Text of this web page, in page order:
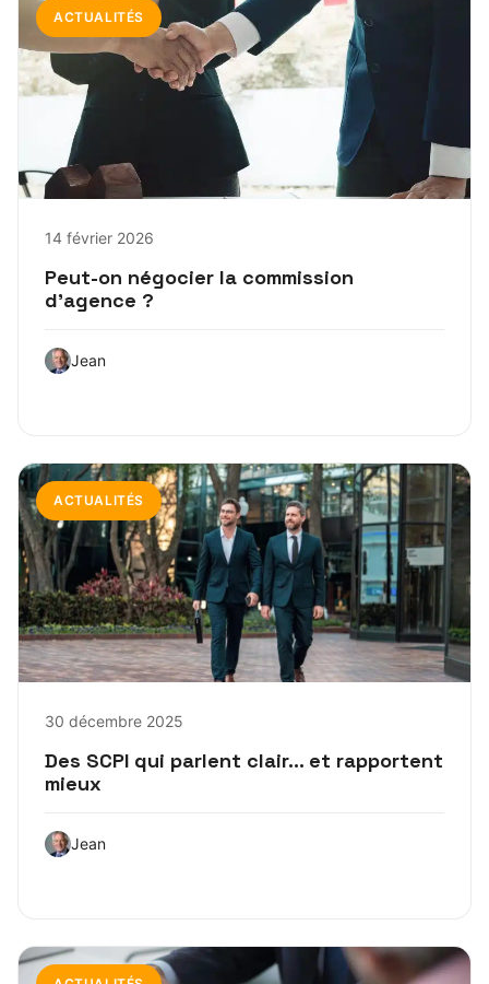
ACTUALITÉS
14 février 2026
Peut-on négocier la commission
d’agence ?
Jean
ACTUALITÉS
30 décembre 2025
Des SCPI qui parlent clair… et rapportent
mieux
Jean